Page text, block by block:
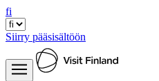
fi
Siirry pääsisältöön